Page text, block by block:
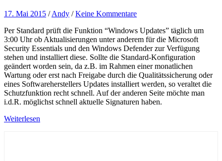
17. Mai 2015 /Andy /Keine Kommentare
Per Standard prüft die Funktion “Windows Updates” täglich um
3:00 Uhr ob Aktualisierungen unter anderem für die Microsoft
Security Essentials und den Windows Defender zur Verfügung
stehen und installiert diese. Sollte die Standard-Konfiguration
geändert worden sein, da z.B. im Rahmen einer monatlichen
Wartung oder erst nach Freigabe durch die Qualitätssicherung oder
eines Softwareherstellers Updates installiert werden, so veraltet die
Schutzfunktion recht schnell. Auf der anderen Seite möchte man
i.d.R. möglichst schnell aktuelle Signaturen haben.
Weiterlesen